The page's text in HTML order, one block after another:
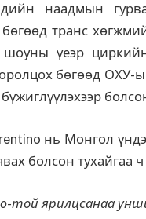
наадмын
транс
үеэр циркийн
бөгөөд ОХУ-
нь Монгол
болсон тухайгаа
той ярилцсанаа